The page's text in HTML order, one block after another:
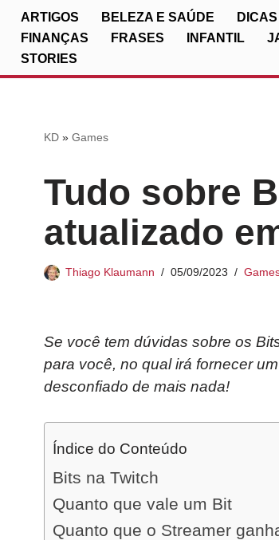
ARTIGOS BELEZA E SAÚDE DICAS
FINANÇAS
FRASES INFANTIL
STORIES
KD» Games
Tudo sobre
atualizado
Thiago Klaumann 05/09/2023
Se você tem dúvidas sobre os
para você, no qual irá fornecer
desconfiado de mais nada!
Índice do Conteúdo
Bits na Twitch
Quanto que vale um Bit
Quanto que o Streamer